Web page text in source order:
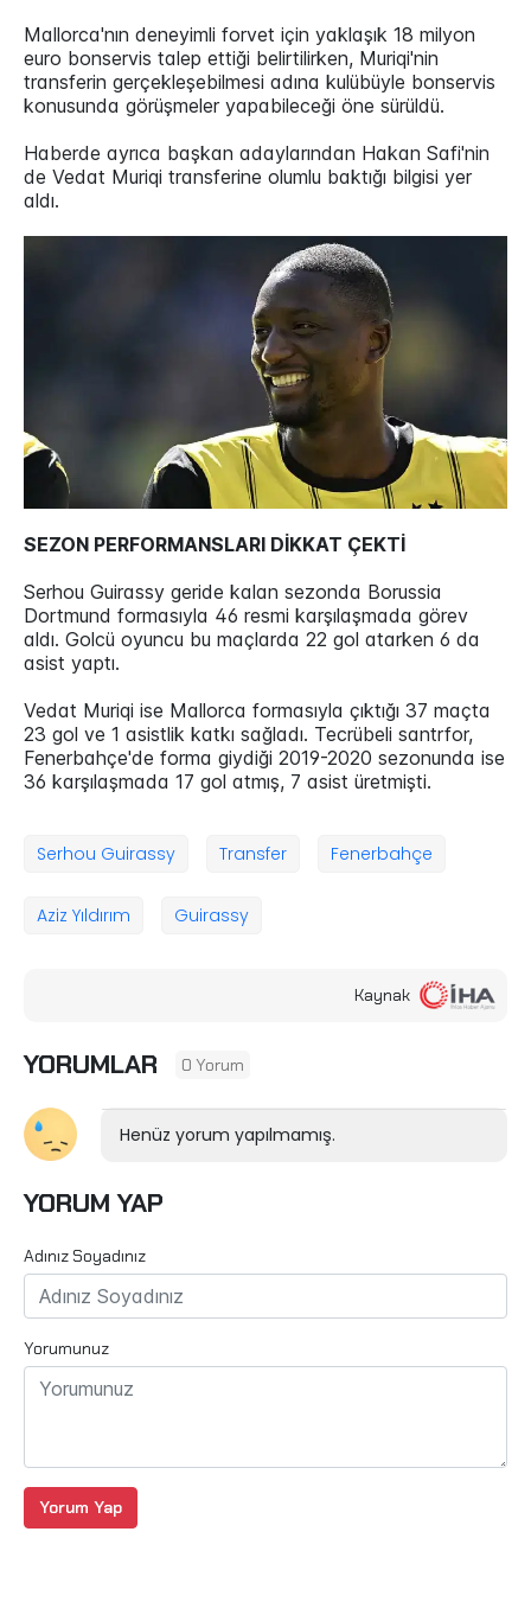
Mallorca'nın deneyimli forvet için yaklaşık 18 milyon
euro bonservis talep ettiği belirtilirken, Muriqi'nin
transferin gerçekleşebilmesi adına kulübüyle bonservis
konusunda görüşmeler yapabileceği öne sürüldü.
Haberde ayrıca başkan adaylarından Hakan Safi'nin
de Vedat Muriqi transferine olumlu baktığı bilgisi yer
aldı.
SEZON PERFORMANSLARI DİKKAT ÇEKTİ
Serhou Guirassy geride kalan sezonda Borussia
Dortmund formasıyla 46 resmi karşılaşmada görev
aldı. Golcü oyuncu bu maçlarda 22 gol atarken 6 da
asist yaptı.
Vedat Muriqi ise Mallorca formasıyla çıktığı 37 maçta
23 gol ve 1 asistlik katkı sağladı. Tecrübeli santrfor,
Fenerbahçe'de forma giydiği 2019-2020 sezonunda ise
36 karşılaşmada 17 gol atmış, 7 asist üretmişti.
Serhou Guirassy Transfer Fenerbahçe
Aziz Yıldırım Guirassy
Kaynak
YORUMLAR 0 Yorum
Henüz yorum yapılmamış.
YORUM YAP
Adınız Soyadınız
Yorumunuz
Yorum Yap